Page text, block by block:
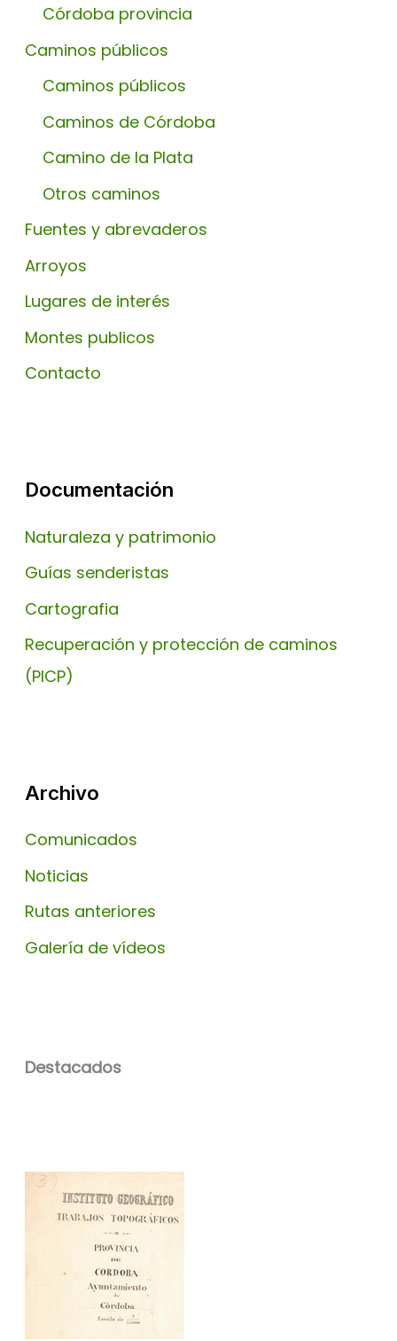
Córdoba provincia
Caminos públicos
Caminos públicos
Caminos de Córdoba
Camino de la Plata
Otros caminos
Fuentes y abrevaderos
Arroyos
Lugares de interés
Montes publicos
Contacto
Documentación
Naturaleza y patrimonio
Guías senderistas
Cartografia
Recuperación y protección de caminos
(PICP)
Archivo
Comunicados
Noticias
Rutas anteriores
Galería de vídeos
Destacados